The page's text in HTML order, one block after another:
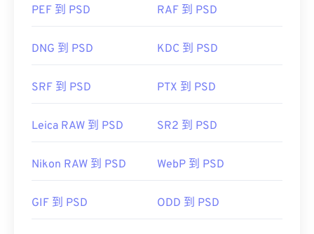
PEF 到 PSD RAF 到 PSD
DNG 到 PSD KDC 到 PSD
SRF 到 PSD PTX 到 PSD
Leica RAW 到 PSD SR2 到 PSD
Nikon RAW 到 PSD WebP 到 PSD
GIF 到 PSD ODD 到 PSD